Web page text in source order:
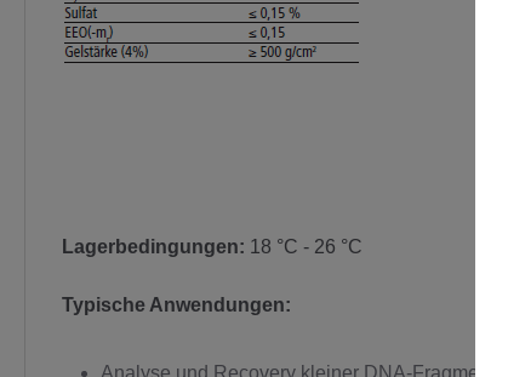
Lagerbedingungen: 18 °C - 26 °C
Typische Anwendungen:
Analyse und Recovery kleiner DNA-Fragmenten